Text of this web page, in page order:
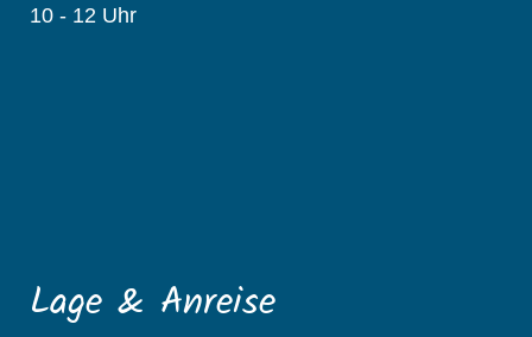
10 - 12 Uhr
Lage & Anreise